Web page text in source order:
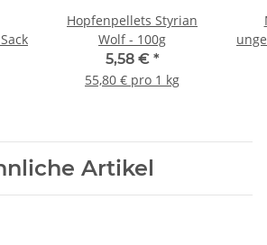
Hopfenpellets Styrian
Wolf - 100g
5,58 € *
55,80 € pro 1 kg
Artikel